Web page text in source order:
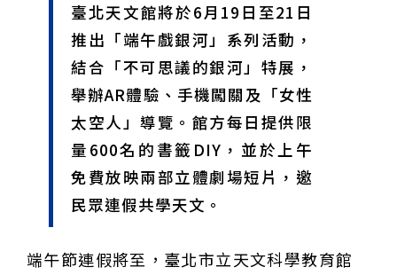
年，靠「第二大腦」獨自來台分享生命淚水
國際保育盛事首移師亞洲 Joint TAG全球專家會議臺北
綠營中投參選人合體 拋「中投新市鎮」 交通與醫療跨
域治理成焦點
夜市變廟會！山邊媽、旱溪媽、大庄媽三媽首度齊巡逢
甲 萬人爭躦轎底響徹夜空
MLB》鄧愷威6局飆6K完封小熊奪第3勝！宰制力複製
「王建民建仔旋風」引爆世代傳承鐵觀音節政大登場 結合大文山友善食農與地方創生
臺德技職教育深層對話！德國Walther Rathenau師生
造訪大安高工 體驗端午文化與前瞻工業實作
迎端午、抗酷暑！臺中盛夏水域系列活動本周六起兩地
課堂搬到菜市場！北市13校「游於藝」成果展 導覽小
尖兵用藝術「說」出千年風俗
20年淬鍊！貓空纜車運量突破4,000萬人次 「天空綠
洲」成國際打卡新地標
熊鷹羽毛與保育的兩難！金甌女中師生齊聚《飛吧！熊
鷹》特映會 深化原民文化與生態永續教育
29件神級作品齊聚葫蘆墩！「藝馬登豐」2026台灣工
攜手縣市熱情迎賓
金牌搖籃驚傳「球荒」！江啟臣偕運彩公會挺萬和國
臺北天文館將於6月19日至21日
推出「端午戲銀河」系列活動，
結合「不可思議的銀河」特展，
舉辦AR體驗、手機闖關及「女性
太空人」導覽。館方每日提供限
量600名的書籤DIY，並於上午
免費放映兩部立體劇場短片，邀
民眾連假共學天文。
端午節連假將至，臺北市立天文科學教育館